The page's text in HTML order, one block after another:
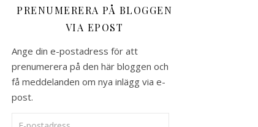
PRENUMERERA PÅ BLOGGEN
VIA EPOST
Ange din e-postadress för att
prenumerera på den här bloggen och
få meddelanden om nya inlägg via e-
post.
E-postadress